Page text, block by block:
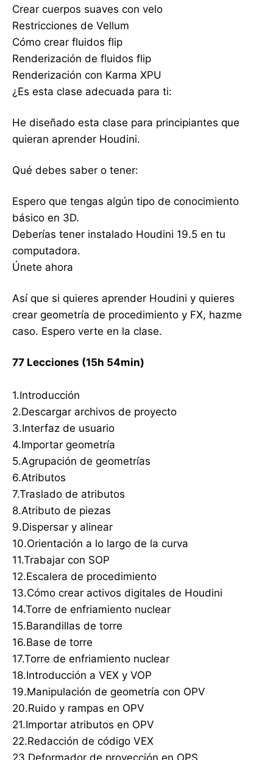
Crear cuerpos suaves con velo
Restricciones de Vellum
Cómo crear fluidos flip
Renderización de fluidos flip
Renderización con Karma XPU
¿Es esta clase adecuada para ti:
He diseñado esta clase para principiantes que
quieran aprender Houdini.
Qué debes saber o tener:
Espero que tengas algún tipo de conocimiento
básico en 3D.
Deberías tener instalado Houdini 19.5 en tu
computadora.
Únete ahora
Así que si quieres aprender Houdini y quieres
crear geometría de procedimiento y FX, hazme
caso. Espero verte en la clase.
77 Lecciones (15h 54min)
1.Introducción
2.Descargar archivos de proyecto
3.Interfaz de usuario
4.Importar geometría
5.Agrupación de geometrías
6.Atributos
7.Traslado de atributos
8.Atributo de piezas
9.Dispersar y alinear
10.Orientación a lo largo de la curva
11.Trabajar con SOP
12.Escalera de procedimiento
13.Cómo crear activos digitales de Houdini
14.Torre de enfriamiento nuclear
15.Barandillas de torre
16.Base de torre
17.Torre de enfriamiento nuclear
18.Introducción a VEX y VOP
19.Manipulación de geometría con OPV
20.Ruido y rampas en OPV
21.Importar atributos en OPV
22.Redacción de código VEX